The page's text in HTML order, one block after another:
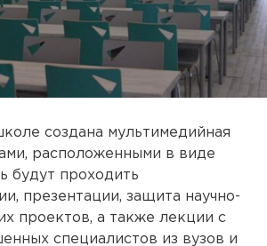
создана мультимедийная
расположенными в виде
будут проходить
презентации, защита научно-
проектов, а также лекции с
специалистов из вузов и